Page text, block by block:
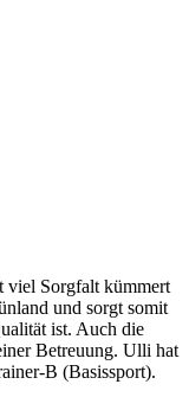
viel Sorgfalt kümmert
und sorgt somit
ist. Auch die
Betreuung. Ulli hat
B (Basissport).